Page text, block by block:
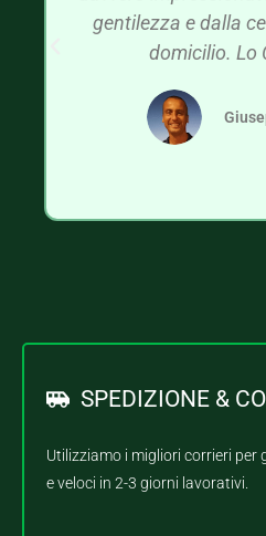
gentilezza e dalla
domicilio. Lo
SPEDIZIONE &
Utilizziamo i migliori corrieri per
e veloci in 2-3 giorni lavorativi.